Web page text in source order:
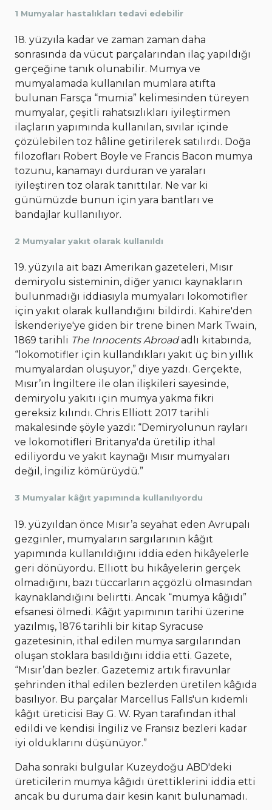
1 Mumyalar hastalıkları tedavi edebilir
18. yüzyıla kadar ve zaman zaman daha
sonrasında da vücut parçalarından ilaç yapıldığı
gerçeğine tanık olunabilir. Mumya ve
mumyalamada kullanılan mumlara atıfta
bulunan Farsça “mumia” kelimesinden türeyen
mumyalar, çeşitli rahatsızlıkları iyileştirmen
ilaçların yapımında kullanılan, sıvılar içinde
çözülebilen toz hâline getirilerek satılırdı. Doğa
filozofları Robert Boyle ve Francis Bacon mumya
tozunu, kanamayı durduran ve yaraları
iyileştiren toz olarak tanıttılar. Ne var ki
günümüzde bunun için yara bantları ve
bandajlar kullanılıyor.
2 Mumyalar yakıt olarak kullanıldı
19. yüzyıla ait bazı Amerikan gazeteleri, Mısır
demiryolu sisteminin, diğer yanıcı kaynakların
bulunmadığı iddiasıyla mumyaları lokomotifler
için yakıt olarak kullandığını bildirdi. Kahire'den
İskenderiye'ye giden bir trene binen Mark Twain,
1869 tarihli The Innocents Abroadadlı kitabında,
“lokomotifler için kullandıkları yakıt üç bin yıllık
mumyalardan oluşuyor,” diye yazdı. Gerçekte,
Mısır’ın İngiltere ile olan ilişkileri sayesinde,
demiryolu yakıtı için mumya yakma fikri
gereksiz kılındı. Chris Elliott 2017 tarihli
makalesinde şöyle yazdı: “Demiryolunun rayları
ve lokomotifleri Britanya'da üretilip ithal
ediliyordu ve yakıt kaynağı Mısır mumyaları
değil, İngiliz kömürüydü.”
3 Mumyalar kâğıt yapımında kullanılıyordu
19. yüzyıldan önce Mısır’a seyahat eden Avrupalı
gezginler, mumyaların sargılarının kâğıt
yapımında kullanıldığını iddia eden hikâyelerle
geri dönüyordu. Elliott bu hikâyelerin gerçek
olmadığını, bazı tüccarların açgözlü olmasından
kaynaklandığını belirtti. Ancak “mumya kâğıdı”
efsanesi ölmedi. Kâğıt yapımının tarihi üzerine
yazılmış, 1876 tarihli bir kitap Syracuse
gazetesinin, ithal edilen mumya sargılarından
oluşan stoklara basıldığını iddia etti. Gazete,
“Mısır’dan bezler. Gazetemiz artık firavunlar
şehrinden ithal edilen bezlerden üretilen kâğıda
basılıyor. Bu parçalar Marcellus Falls'un kıdemli
kâğıt üreticisi Bay G. W. Ryan tarafından ithal
edildi ve kendisi İngiliz ve Fransız bezleri kadar
iyi olduklarını düşünüyor.”
Daha sonraki bulgular Kuzeydoğu ABD'deki
üreticilerin mumya kâğıdı ürettiklerini iddia etti
ancak bu duruma dair kesin kanıt bulunamadı.